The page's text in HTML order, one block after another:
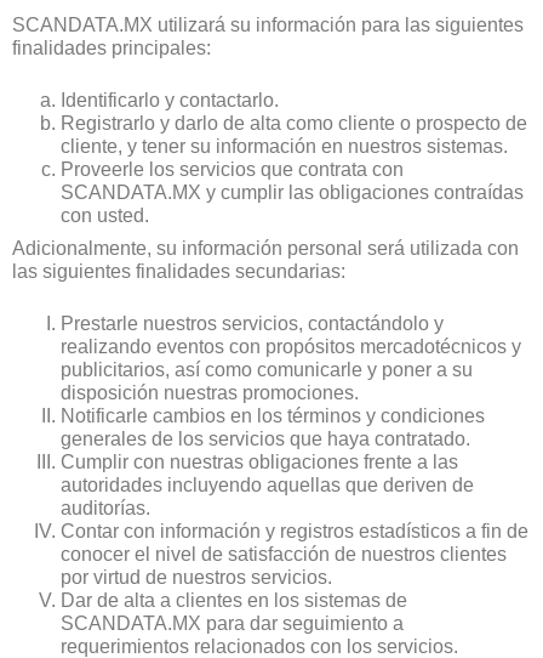
SCANDATA.MX utilizará su información para las siguientes
finalidades principales:
Identificarlo y contactarlo.
Registrarlo y darlo de alta como cliente o prospecto de
cliente, y tener su información en nuestros sistemas.
Proveerle los servicios que contrata con
SCANDATA.MX y cumplir las obligaciones contraídas
con usted.
Adicionalmente, su información personal será utilizada con
las siguientes finalidades secundarias:
Prestarle nuestros servicios, contactándolo y
realizando eventos con propósitos mercadotécnicos y
publicitarios, así como comunicarle y poner a su
disposición nuestras promociones.
Notificarle cambios en los términos y condiciones
generales de los servicios que haya contratado.
Cumplir con nuestras obligaciones frente a las
autoridades incluyendo aquellas que deriven de
auditorías.
Contar con información y registros estadísticos a fin de
conocer el nivel de satisfacción de nuestros clientes
por virtud de nuestros servicios.
Dar de alta a clientes en los sistemas de
SCANDATA.MX para dar seguimiento a
requerimientos relacionados con los servicios.